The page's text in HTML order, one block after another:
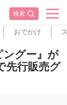
検索
おでかけ
ングー』が
先行販売グ